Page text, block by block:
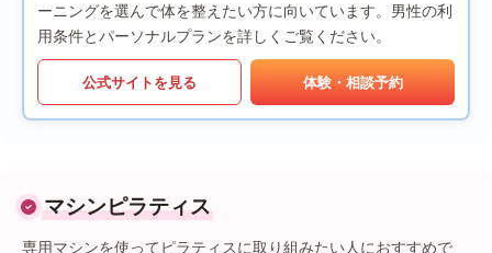
ーニングを選んで体を整えたい方に向いています。男性の利
用条件とパーソナルプランを詳しくご覧ください。
公式サイトを見る 体験・相談予約
マシンピラティス
専用マシンを使ってピラティスに取り組みたい人におすすめで